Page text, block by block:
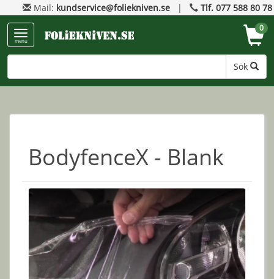
Mail: kundservice@foliekniven.se | Tlf. 077 588 80 78
menu
Sök
0
BodyfenceX - Blank